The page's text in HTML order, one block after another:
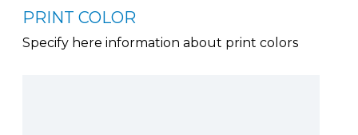
PRINT COLOR
Specify here information about print colors